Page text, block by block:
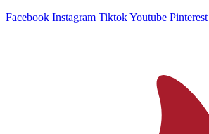
Facebook Instagram TiktokYoutube Pinterest